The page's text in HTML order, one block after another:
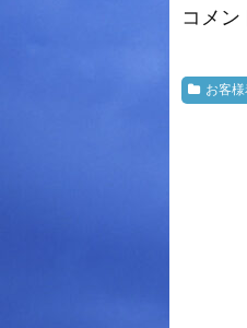
コメン
お客